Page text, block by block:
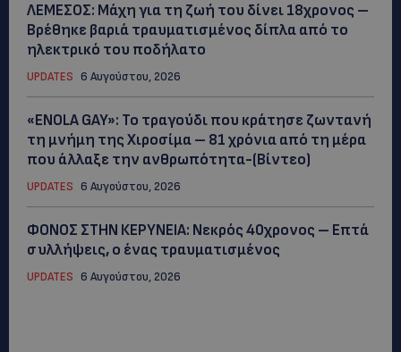
ΛΕΜΕΣΟΣ: Μάχη για τη ζωή του δίνει 18χρονος –
Βρέθηκε βαριά τραυματισμένος δίπλα από το
ηλεκτρικό του ποδήλατο
UPDATES 6 Αυγούστου, 2026
«ENOLA GAY»: Το τραγούδι που κράτησε ζωντανή
τη μνήμη της Χιροσίμα – 81 χρόνια από τη μέρα
που άλλαξε την ανθρωπότητα-(Bίντεο)
UPDATES 6 Αυγούστου, 2026
ΦΟΝΟΣ ΣΤΗΝ ΚΕΡΥΝΕΙΑ: Νεκρός 40χρονος – Επτά
συλλήψεις, ο ένας τραυματισμένος
UPDATES 6 Αυγούστου, 2026